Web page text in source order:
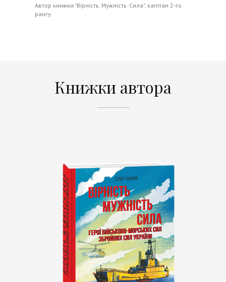
Автор книжки "Вірність. Мужність. Сила", капітан 2-го
рангу.
Книжки автора